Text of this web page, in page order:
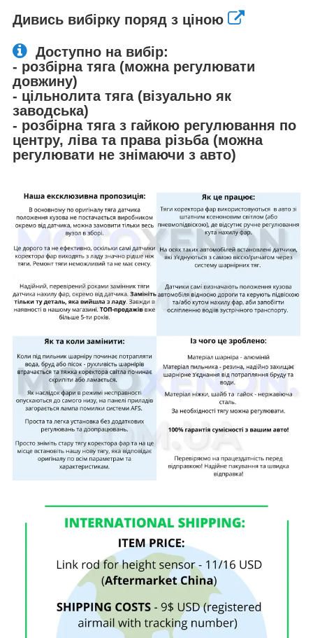
Дивись вибірку поряд з ціною
Доступно на вибір:
- розбірна тяга (можна регулювати
довжину)
- цільнолита тяга (візуально як
заводська)
- розбірна тяга з гайкою регулювання по
центру, ліва та права різьба (можна
регулювати не знімаючи з авто)